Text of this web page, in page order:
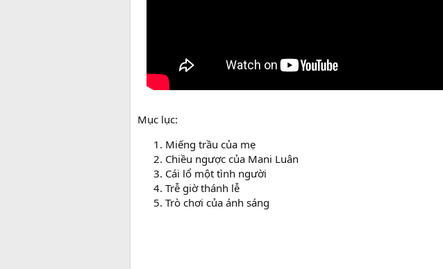
Mục lục:
Miếng trầu của mẹ
Chiều ngược của Mani Luân
Cái lổ một tình người
Trễ giờ thánh lễ
Trò chơi của ánh sáng